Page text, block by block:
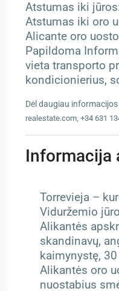
Atstumas iki
Atstumas iki oro
Alicante oro uosto
Papildoma
vieta transporto
kondicionierius,
Dėl daugiau
realestate.com, +34 631
Informacija
Torrevieja –
Viduržemio
Alikantės
skandinavų,
kaimynystę,
Alikantės oro
nuostabius